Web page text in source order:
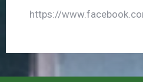
https://